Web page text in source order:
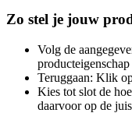
Zo stel je jouw
Volg de
Teruggaan: Klik
Kies tot slot de
daarvoor op de